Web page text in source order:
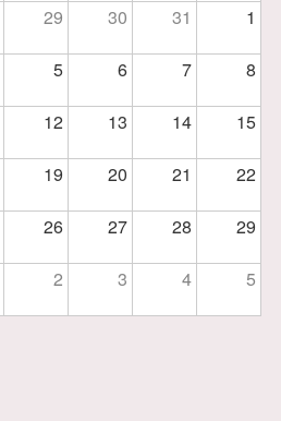
29 30 31 1
5 6 7 8
12 13 14 15
19 20 21 22
26 27 28 29
2 3 4 5